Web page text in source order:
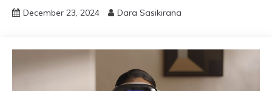
December 23, 2024 Dara Sasikirana